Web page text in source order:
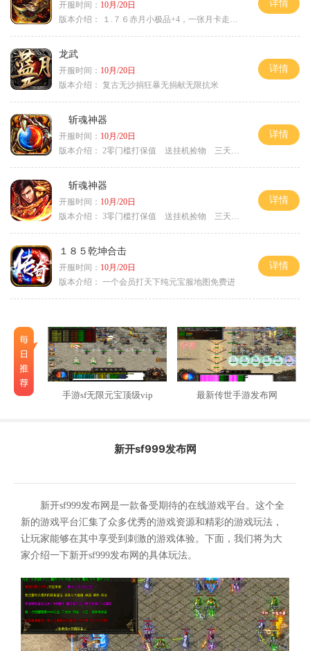
开服时间： 10月/20日
版本介绍：
１.７６赤月小极品+4，一张月卡走天涯b
详情
龙武
开服时间： 10月/20日
版本介绍： 复古无沙捐狂暴无捐献无限抗米
详情
斩魂神器
开服时间： 10月/20日
版本介绍： 2零门槛打保值 送挂机捡物 三天合区
详情
斩魂神器
开服时间： 10月/20日
版本介绍： 3零门槛打保值 送挂机捡物 三天合区
详情
１８５乾坤合击
开服时间： 10月/20日
版本介绍： 一个会员打天下纯元宝服地图免费进
详情
手游sf无限元宝顶级vip 最新传世手游发布网
新开sf999发布网
新开sf999发布网是一款备受期待的在线游戏平台。这个全
新的游戏平台汇集了众多优秀的游戏资源和精彩的游戏玩法，
让玩家能够在其中享受到刺激的游戏体验。下面，我们将为大
家介绍一下新开sf999发布网的具体玩法。